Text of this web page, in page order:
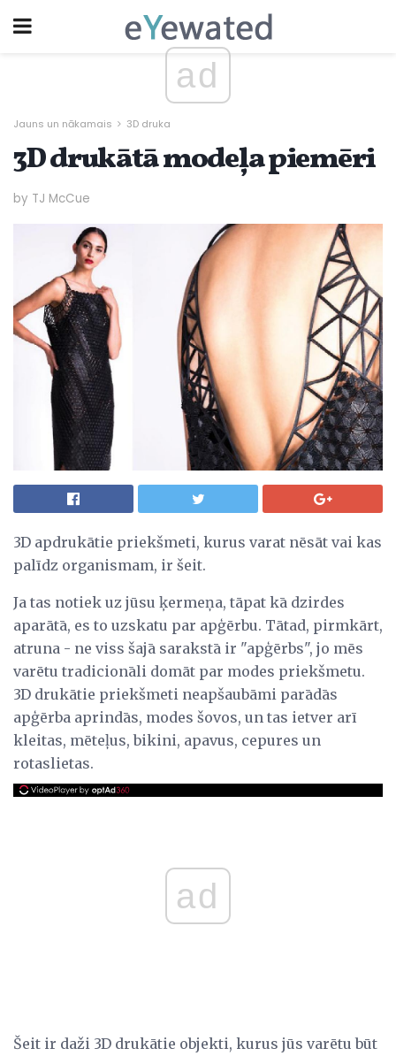
ad
Jauns un nākamais 3D druka
3D drukātā modeļa piemēri
by TJ McCue
3D apdrukātie priekšmeti, kurus varat nēsāt vai kas
palīdz organismam, ir šeit.
Ja tas notiek uz jūsu ķermeņa, tāpat kā dzirdes
aparātā, es to uzskatu par apģērbu. Tātad, pirmkārt,
atruna - ne viss šajā sarakstā ir "apģērbs", jo mēs
varētu tradicionāli domāt par modes priekšmetu.
3D drukātie priekšmeti neapšaubāmi parādās
apģērba aprindās, modes šovos, un tas ietver arī
kleitas, mēteļus, bikini, apavus, cepures un
rotaslietas.
ad
Šeit ir daži 3D drukātie objekti, kurus jūs varētu būt